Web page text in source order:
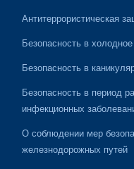
Антитеррористическая
Безопасность в
Безопасность в
Безопасность в период
инфекционных
О соблюдении мер
железнодорожных путей